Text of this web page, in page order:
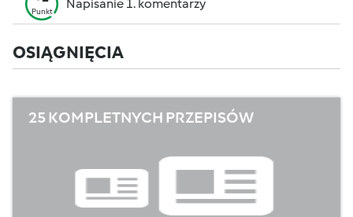
Punkt
Napisanie 1. komentarzy
OSIĄGNIĘCIA
25 KOMPLETNYCH PRZEPISÓW